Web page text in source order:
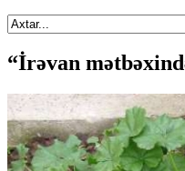
“İrəvan